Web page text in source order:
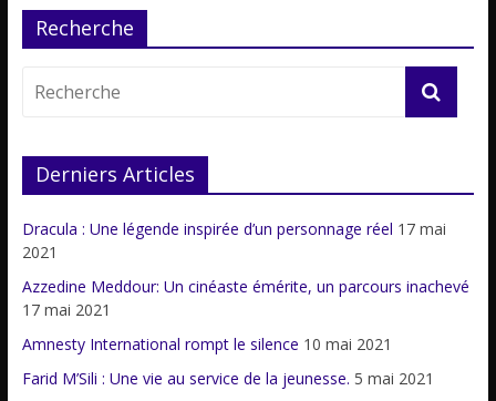
Recherche
Derniers Articles
Dracula : Une légende inspirée d’un personnage réel 17 mai
2021
Azzedine Meddour: Un cinéaste émérite, un parcours inachevé
17 mai 2021
Amnesty International rompt le silence 10 mai 2021
Farid M’Sili : Une vie au service de la jeunesse. 5 mai 2021